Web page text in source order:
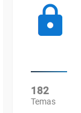
182
Temas